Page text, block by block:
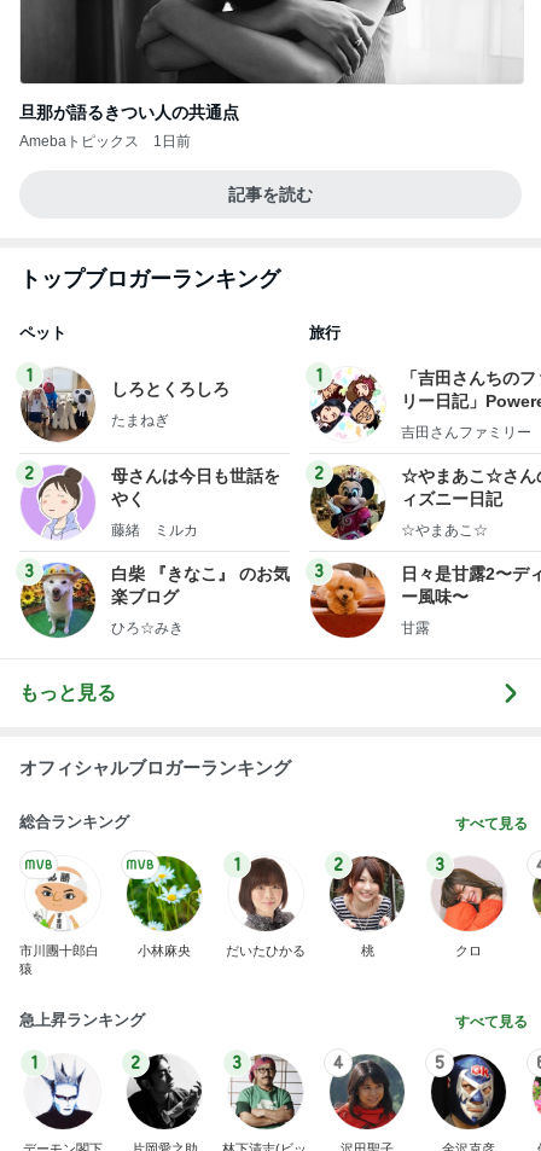
旦那が語るきつい人の共通点
Amebaトピックス 1日前
記事を読む
トップブロガーランキング
ペット
1
しろとくろしろ
たまねぎ
2
母さんは今日も世話を
やく
藤緒 ミルカ
3
白柴 『きなこ』 のお気
楽ブログ
ひろ☆みき
旅行
1
「吉田さんちの
リー日記」
y Ameba 吉田さ
ログ
吉田さんファミリー
2
☆やまあこ☆さん
ィズニー日記
☆やまあこ☆
3
日々是甘露2〜デ
ー風味〜
甘露
もっと見る
オフィシャルブロガーランキング
総合ランキング すべて見る
市川團十郎白
猿
小林麻央
1
だいたひかる
2
桃
3
クロ
急上昇ランキング すべて見る
1 2 3 4 5